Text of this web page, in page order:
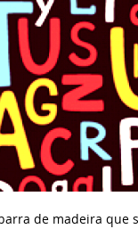
de madeira que